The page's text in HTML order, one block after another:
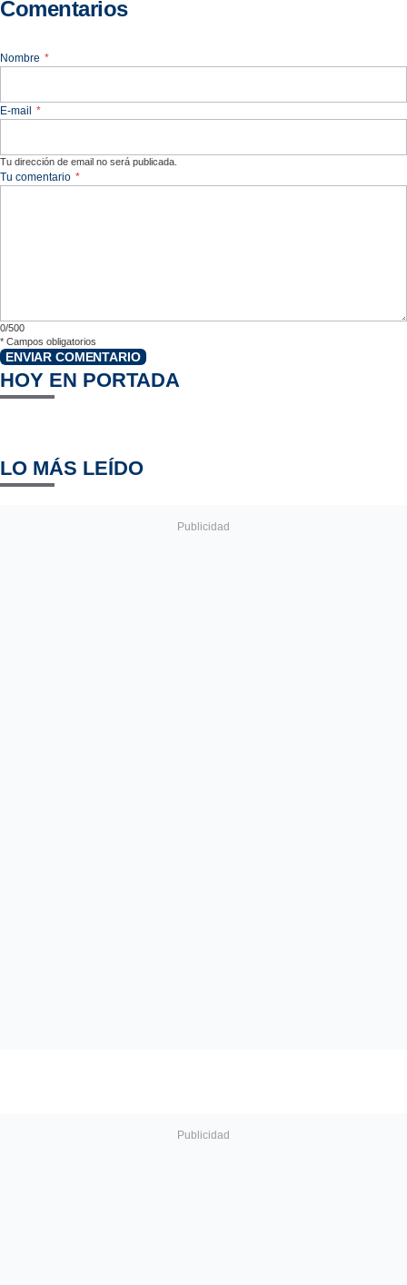
Comentarios
Nombre *
E-mail *
Tu dirección de email no será publicada.
Tu comentario *
0/500
* Campos obligatorios
ENVIAR COMENTARIO
HOY EN PORTADA
LO MÁS LEÍDO